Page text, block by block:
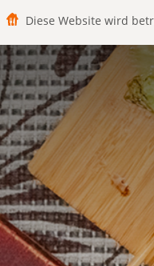
Diese Website wird